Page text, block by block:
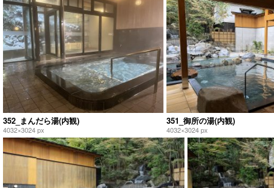
352_まんだら湯(内観)
4032×3024 px
351_御所の湯(内観)
4032×3024 px